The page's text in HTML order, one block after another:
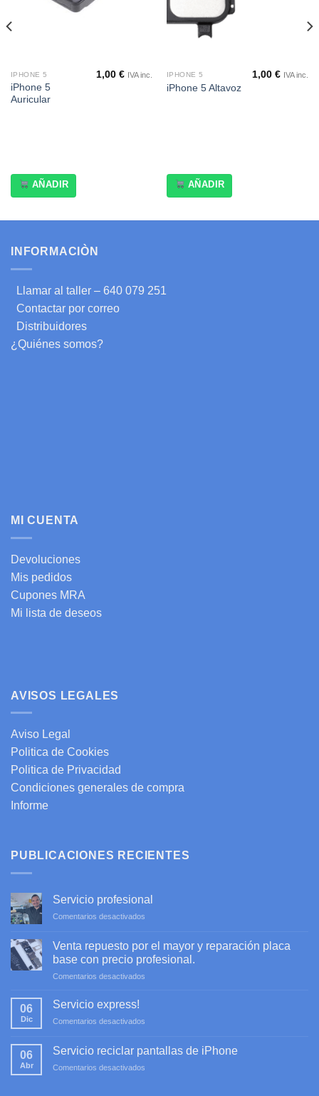
IPHONE 5
iPhone 5
Auricular
1,00€ IVA inc.
AÑADIR
IPHONE 5
iPhone 5 Altavoz
1,00€ IVA inc.
AÑADIR
INFORMACIÒN
Llamar al taller – 640 079 251
Contactar por correo
Distribuidores
¿Quiénes somos?
MI CUENTA
Devoluciones
Mis pedidos
Cupones MRA
Mi lista de deseos
AVISOS LEGALES
Aviso Legal
Politica de Cookies
Politica de Privacidad
Condiciones generales de compra
Informe
PUBLICACIONES RECIENTES
Servicio profesional
Comentarios desactivados
profesional
Venta repuesto por el mayor y reparación placa
base con precio profesional.
Comentarios desactivados
y
06
Dic
Servicio express!
Comentarios desactivados
express!
06
Abr
Servicio reciclar pantallas de iPhone
Comentarios desactivados